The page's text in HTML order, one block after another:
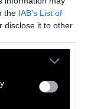
the IAB’s List of
disclose it to other
η οποία
Οι
όταν ο
τα επόμενα